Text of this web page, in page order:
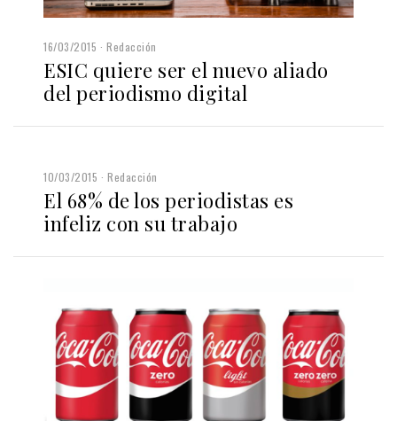
16/03/2015 Redacción
ESIC quiere ser el nuevo aliado
del periodismo digital
10/03/2015 Redacción
El 68% de los periodistas es
infeliz con su trabajo